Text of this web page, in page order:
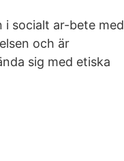
i socialt ar-bete med
och är
sig med etiska